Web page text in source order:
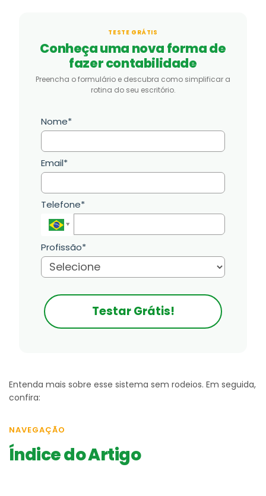
TESTE GRÁTIS
Conheça uma nova forma de
fazer contabilidade
Preencha o formulário e descubra como simplificar a
rotina do seu escritório.
Nome*
Email*
Telefone*
Profissão*
Testar Grátis!
Entenda mais sobre esse sistema sem rodeios. Em seguida,
confira:
NAVEGAÇÃO
Índice do Artigo